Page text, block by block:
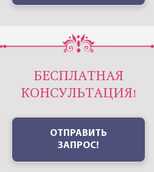
БЕСПЛАТНАЯ
КОНСУЛЬТАЦИЯ!
ОТПРАВИТЬ
ЗАПРОС!